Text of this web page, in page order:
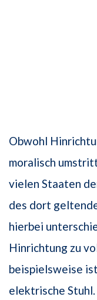
Obwohl
moralisch
vielen Staaten
des dort
hierbei
Hinrichtung zu
beispielsweise
elektrische